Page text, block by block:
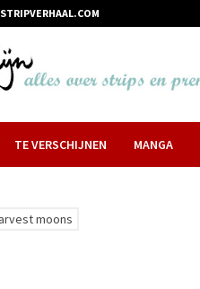
STRIPVERHAAL.COM
TE VERSCHIJNEN MANGA